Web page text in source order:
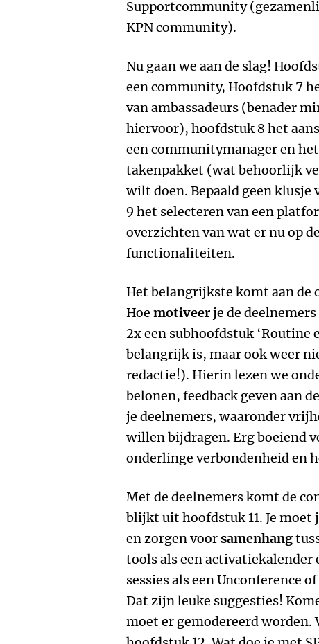
Supportcommunity
KPN community).
Nu gaan we aan de slag!
een community, Hoofdstuk 7
van ambassadeurs (benader
hiervoor), hoofdstuk 8 het
een communitymanager en
takenpakket (wat behoorlijk
wilt doen. Bepaald geen
9 het selecteren van een
overzichten van wat er nu op
functionaliteiten.
Het belangrijkste komt aan de
Hoe motiveerje de
2x een subhoofdstuk
belangrijk is, maar ook weer
redactie!). Hierin lezen we
belonen, feedback geven aan
je deelnemers, waaronder
willen bijdragen. Erg boeiend
onderlinge verbondenheid en
Met de deelnemers komt de
blijkt uit hoofdstuk 11. Je
en zorgen voor samenhang
tools als een activatiekalender
sessies als een Unconference
Dat zijn leuke suggesties!
moet er gemodereerd